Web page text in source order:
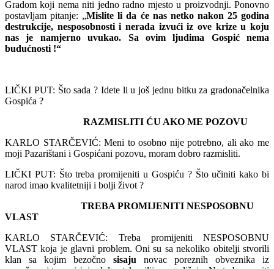
Gradom koji nema niti jedno radno mjesto u proizvodnji. Ponovno
postavljam pitanje: „Mislite li da će nas netko nakon 25 godina
destrukcije, nesposobnosti i nerada izvući iz ove krize u koju
nas je namjerno uvukao. Sa ovim ljudima Gospić nema
budućnosti !“
LIČKI PUT: Što sada ? Idete li u još jednu bitku za gradonačelnika
Gospića ?
RAZMISLITI ĆU AKO ME POZOVU
KARLO STARČEVIĆ: Meni to osobno nije potrebno, ali ako me
moji Pazarištani i Gospićani pozovu, moram dobro razmisliti.
LIČKI PUT: Što treba promijeniti u Gospiću ? Što učiniti kako bi
narod imao kvalitetniji i bolji život ?
TREBA PROMIJENITI NESPOSOBNU
VLAST
KARLO STARČEVIĆ: Treba promijeniti NESPOSOBNU
VLAST koja je glavni problem. Oni su sa nekoliko obitelji stvorili
klan sa kojim bezočno sisaju novac poreznih obveznika iz